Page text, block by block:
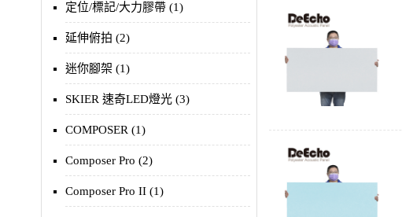
定位/標記/大力膠帶 (1)
延伸俯拍 (2)
迷你腳架 (1)
SKIER 速奇LED燈光 (3)
COMPOSER (1)
Composer Pro (2)
Composer Pro II (1)